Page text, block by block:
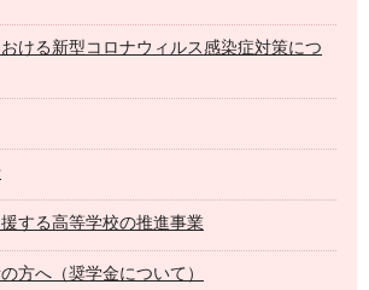
ける新型コロナウィルス感染症対策につ
する高等学校の推進事業
方へ（奨学金について）